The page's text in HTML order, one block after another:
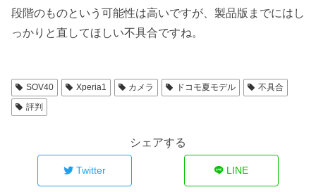
段階のものという可能性は高いですが、製品版までにはし
っかりと直してほしい不具合ですね。
SOV40 Xperia1 カメラ ドコモ夏モデル
不具合
評判
シェアする
Twitter LINE